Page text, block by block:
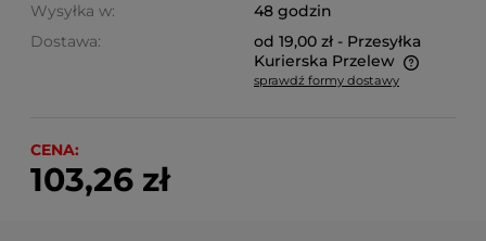
Wysyłka w:
48 godzin
Dostawa:
od 19,00 zł - Przesyłka
Kurierska Przelew
Cena nie zawiera ewentualnych kosztów płatności
sprawdź formy dostawy
CENA:
103,26 zł